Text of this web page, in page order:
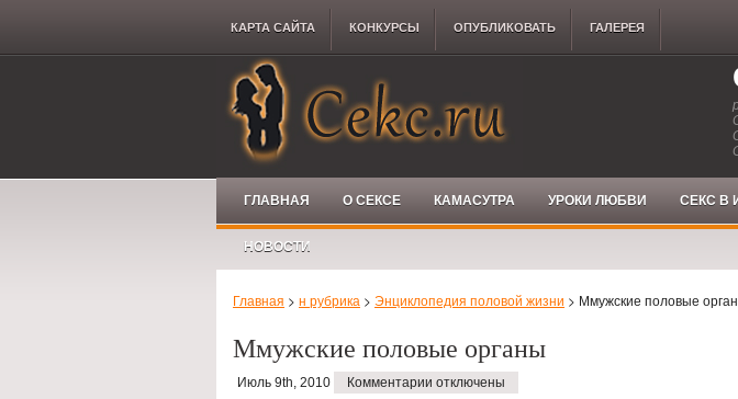
КАРТА САЙТА КОНКУРCЫ ОПУБЛИКОВАТЬ ГАЛЕРЕЯ
ГЛАВНАЯ О СЕКСЕ КАМАСУТРА УРОКИ ЛЮБВИ СЕКС В
НОВОСТИ
Главная > н рубрика > Энциклопедия половой жизни > Ммужские половые
Ммужские половые органы
Июль 9th, 2010 Комментарии отключены